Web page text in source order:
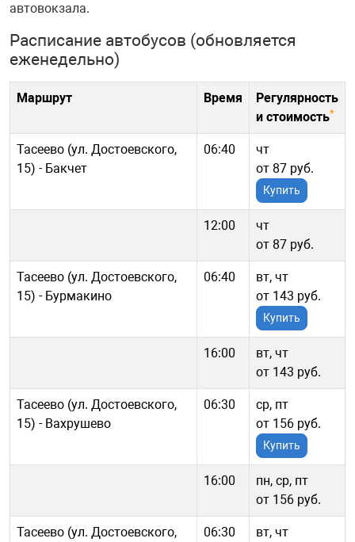
автовокзала.
Расписание автобусов (обновляется
еженедельно)
Маршрут Время
Регулярность
и стоимость*
Тасеево (ул. Достоевского,
15) - Бакчет
06:40
чт
от 87 руб.
Купить
12:00
чт
от 87 руб.
Тасеево (ул. Достоевского,
15) - Бурмакино
06:40
вт, чт
от 143 руб.
Купить
16:00
вт, чт
от 143 руб.
Тасеево (ул. Достоевского,
15) - Вахрушево
06:30
ср, пт
от 156 руб.
Купить
16:00
пн, ср, пт
от 156 руб.
Тасеево (ул. Достоевского,
06:30
вт, чт